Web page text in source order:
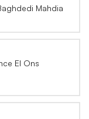
Mahdia
El Ons